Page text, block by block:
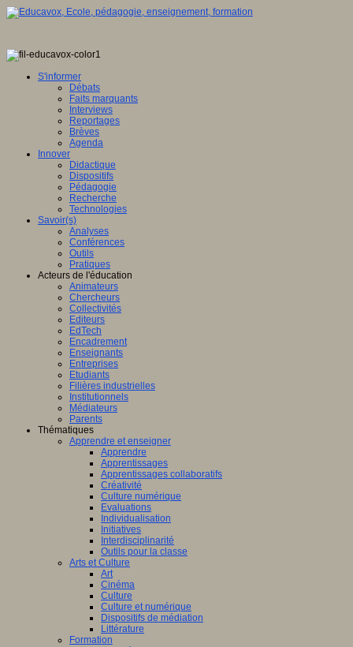
S'informer
Débats
Faits marquants
Interviews
Reportages
Brèves
Agenda
Innover
Didactique
Dispositifs
Pédagogie
Recherche
Technologies
Savoir(s)
Analyses
Conférences
Outils
Pratiques
Acteurs de l'éducation
Animateurs
Chercheurs
Collectivités
Editeurs
EdTech
Encadrement
Enseignants
Entreprises
Etudiants
Filières industrielles
Institutionnels
Médiateurs
Parents
Thématiques
Apprendre et enseigner
Apprendre
Apprentissages
Apprentissages collaboratifs
Créativité
Culture numérique
Evaluations
Individualisation
Initiatives
Interdisciplinarité
Outils pour la classe
Arts et Culture
Art
Cinéma
Culture
Culture et numérique
Dispositifs de médiation
Littérature
Formation